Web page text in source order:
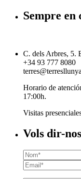
Sempre en
C. dels Arbres, 5.
+34 93 777 8080
Horario de
17:00h.
Visitas
Vols dir-